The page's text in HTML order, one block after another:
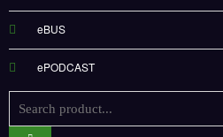
eBUS
ePODCAST